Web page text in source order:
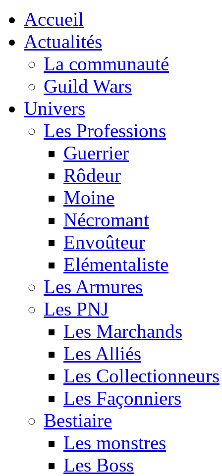
Accueil
Actualités
La communauté
Guild Wars
Univers
Les Professions
Guerrier
Rôdeur
Moine
Nécromant
Envoûteur
Elémentaliste
Les Armures
Les PNJ
Les Marchands
Les Alliés
Les Collectionneurs
Les Façonniers
Bestiaire
Les monstres
Les Boss